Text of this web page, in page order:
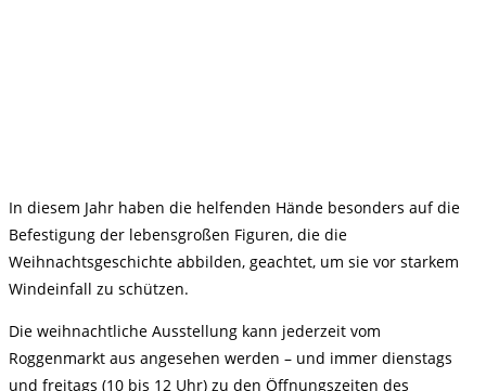
In diesem Jahr haben die helfenden Hände besonders auf die
Befestigung der lebensgroßen Figuren, die die
Weihnachtsgeschichte abbilden, geachtet, um sie vor starkem
Windeinfall zu schützen.
Die weihnachtliche Ausstellung kann jederzeit vom
Roggenmarkt aus angesehen werden – und immer dienstags
und freitags (10 bis 12 Uhr) zu den Öffnungszeiten des